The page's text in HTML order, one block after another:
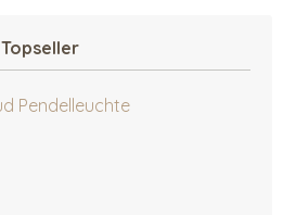
Topseller